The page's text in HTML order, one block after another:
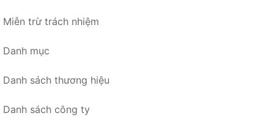
Miễn trừ trách nhiệm
Danh mục
Danh sách thương hiệu
Danh sách công ty